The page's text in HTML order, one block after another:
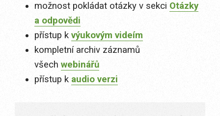
možnost pokládat otázky v sekci Otázky
a odpovědi
přístup k výukovým videím
kompletní archiv záznamů
všech webinářů
přístup k audio verzi